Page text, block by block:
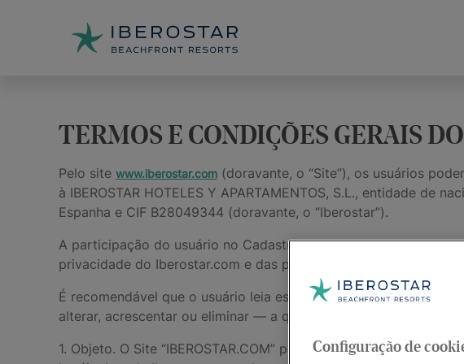
TERMOS E CONDIÇÕES GERAIS
Pelo site www.iberostar.com (doravante, o “Site”), os usuários
à IBEROSTAR HOTELES Y APARTAMENTOS, S.L., entidade de
Espanha e CIF B28049344 (doravante, o “Iberostar”).
A participação do usuário no Cadastro em nosso banco de
privacidade do Iberostar.com e das políticas específicas do
É recomendável que o usuário leia estes Termos e Condições
alterar, acrescentar ou eliminar — a qualquer momento — estes
1. Objeto. O Site “IBEROSTAR.COM” personalizará as
Configuração de